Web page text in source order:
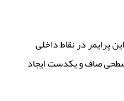
پرایمر در نقاط داخلی
سطحی صاف و یکدست ایجاد